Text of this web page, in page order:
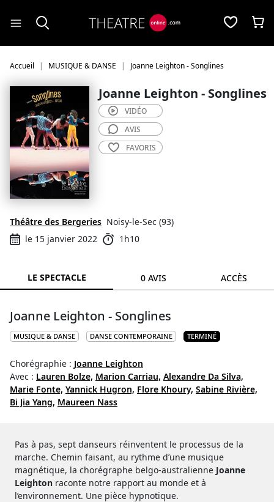
Accueil MUSIQUE & DANSE Joanne Leighton - Songlines
Joanne Leighton - Songlines
Théâtre des Bergeries Noisy-le-Sec (93)
le 15 janvier 2022
1h10
VIDÉO
AVIS
FAVORIS
LE SPECTACLE 0 AVIS ACCÈS
Joanne Leighton - Songlines
MUSIQUE & DANSE DANSE CONTEMPORAINE TERMINÉ
Chorégraphie : Joanne Leighton
Avec : Lauren Bolze, Marion Carriau, Alexandre Da Silva,
Marie Fonte, Yannick Hugron, Flore Khoury, Sabine Rivière,
Bi Jia Yang, Maureen Nass
Pas à pas, sept danseurs réinventent le processus de la
marche. Chemin faisant, au rythme d’une musique
magnétique, la chorégraphe belgo-australienne Joanne
Leighton raconte notre rapport au monde et à
l’environnement. Une pièce hypnotique.